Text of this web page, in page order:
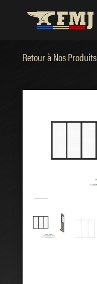
Retour à Nos Produits